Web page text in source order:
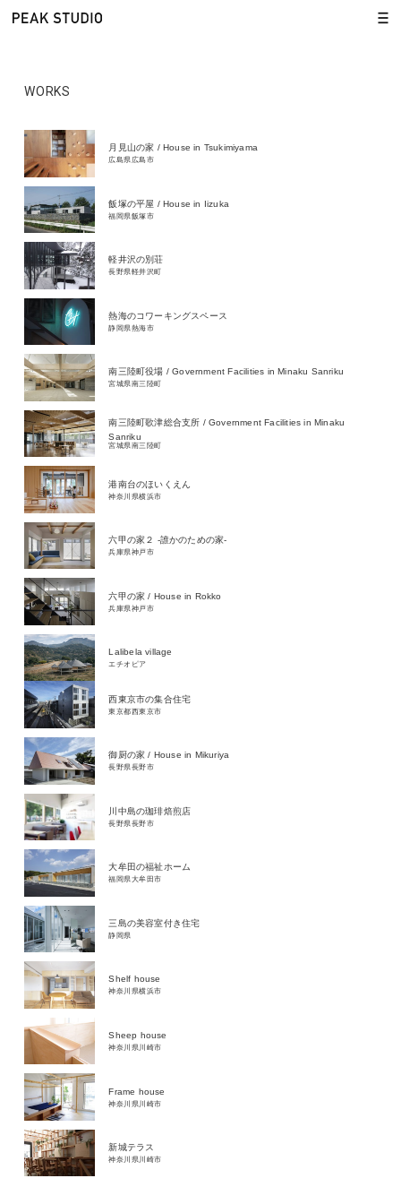
WORKS
月見山の家 / House in Tsukimiyama
広島県広島市
飯塚の平屋 / House in Iizuka
福岡県飯塚市
軽井沢の別荘
長野県軽井沢町
熱海のコワーキングスペース
静岡県熱海市
南三陸町役場 / Government Facilities in Minaku Sanriku
宮城県南三陸町
南三陸町歌津総合支所 / Government Facilities in Minaku
Sanriku
宮城県南三陸町
港南台のほいくえん
神奈川県横浜市
六甲の家２ -誰かのための家-
兵庫県神戸市
六甲の家 / House in Rokko
兵庫県神戸市
Lalibela village
エチオピア
西東京市の集合住宅
東京都西東京市
御厨の家 / House in Mikuriya
長野県長野市
川中島の珈琲焙煎店
長野県長野市
大牟田の福祉ホーム
福岡県大牟田市
三島の美容室付き住宅
静岡県
Shelf house
神奈川県横浜市
Sheep house
神奈川県川崎市
Frame house
神奈川県川崎市
新城テラス
神奈川県川崎市